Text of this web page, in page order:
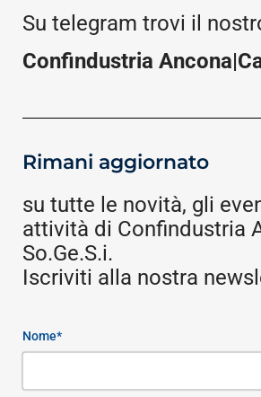
Su telegram trovi il
Confindustria
Rimani aggiornato
su tutte le novità, gli
attività di Confindustria
So.Ge.S.i.
Iscriviti alla nostra
Nome*